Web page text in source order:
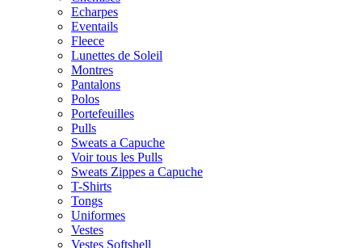
Echarpes
Eventails
Fleece
Lunettes de Soleil
Montres
Pantalons
Polos
Portefeuilles
Pulls
Sweats a Capuche
Voir tous les Pulls
Sweats Zippes a Capuche
T-Shirts
Tongs
Uniformes
Vestes
Vestes Softshell